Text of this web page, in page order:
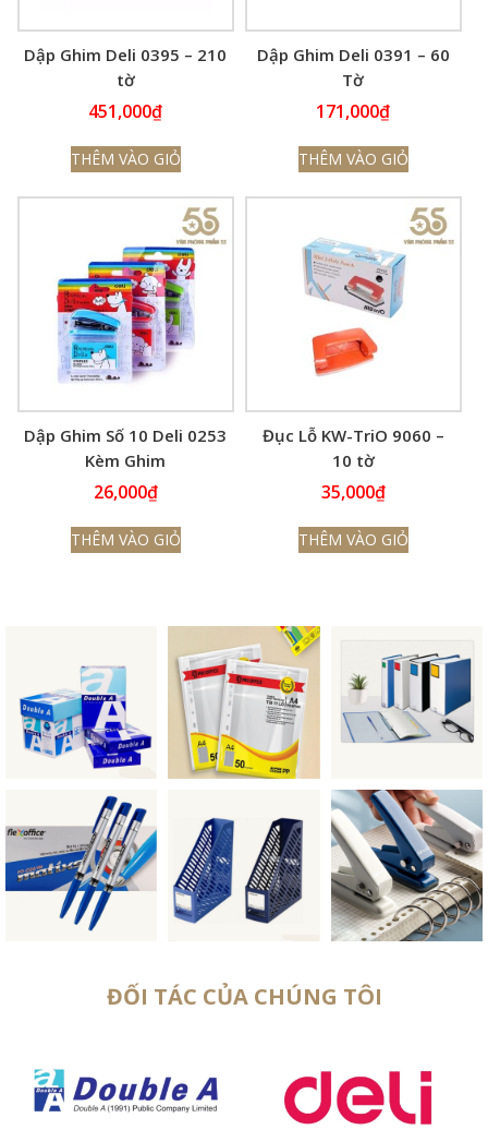
Dập Ghim Deli 0395 – 210
tờ
451,000₫
THÊM VÀO GIỎ
Dập Ghim Deli 0391 – 60
Tờ
171,000₫
THÊM VÀO GIỎ
Dập Ghim Số 10 Deli 0253
Kèm Ghim
26,000₫
THÊM VÀO GIỎ
Đục Lỗ KW-TriO 9060 –
10 tờ
35,000₫
THÊM VÀO GIỎ
ĐỐI TÁC CỦA CHÚNG TÔI